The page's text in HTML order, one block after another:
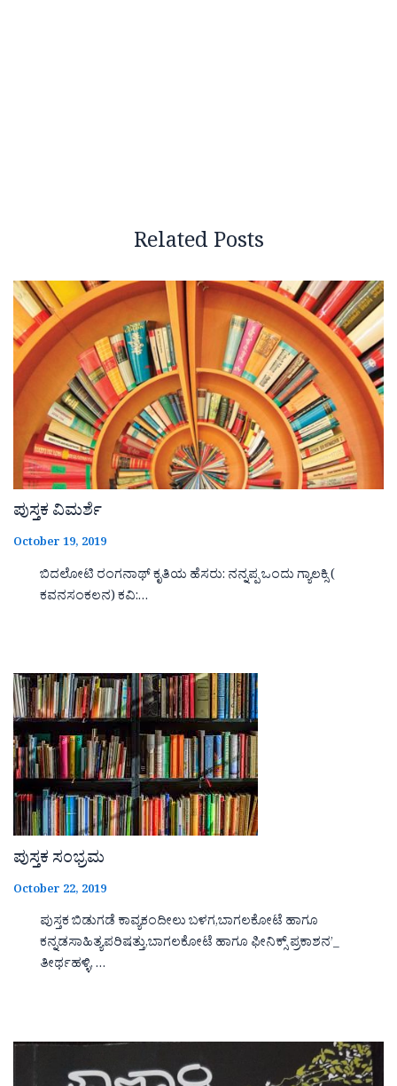
Related Posts
ಪುಸ್ತಕ ವಿಮರ್ಶೆ
October 19, 2019
ಬಿದಲೋಟಿ ರಂಗನಾಥ್ ಕೃತಿಯ ಹೆಸರು: ನನ್ನಪ್ಪ ಒಂದು ಗ್ಯಾಲಕ್ಸಿ (
ಕವನಸಂಕಲನ) ಕವಿ:…
ಪುಸ್ತಕ ಸಂಭ್ರಮ
October 22, 2019
ಪುಸ್ತಕ ಬಿಡುಗಡೆ ಕಾವ್ಯಕಂದೀಲು ಬಳಗ,ಬಾಗಲಕೋಟೆ ಹಾಗೂ
ಕನ್ನಡಸಾಹಿತ್ಯಪರಿಷತ್ತು,ಬಾಗಲಕೋಟೆ ಹಾಗೂ ಫೀನಿಕ್ಸ್ ಪ್ರಕಾಶನ’_
ತೀರ್ಥಹಳ್ಳಿ, …